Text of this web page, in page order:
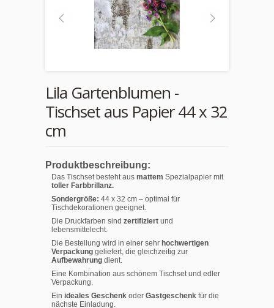
Lila Gartenblumen -
Tischset aus Papier 44 x 32
cm
Produktbeschreibung:
Das Tischset besteht aus mattem Spezialpapier mit
toller Farbbrillanz.
Sondergröße: 44 x 32 cm – optimal für
Tischdekorationen geeignet.
Die Druckfarben sind zertifiziert und
lebensmittelecht.
Die Bestellung wird in einer sehr hochwertigen
Verpackung geliefert, die gleichzeitig zur
Aufbewahrung dient.
Eine Kombination aus schönem Tischset und edler
Verpackung.
Ein ideales Geschenk oder Gastgeschenk für die
nächste Einladung.